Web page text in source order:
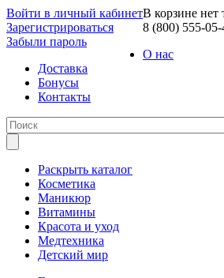
Войти в личный кабинет
Зарегистрироваться
Забыли пароль
В корзине нет
8 (800) 555-05-
О нас
Доставка
Бонусы
Контакты
Раскрыть каталог
Косметика
Маникюр
Витамины
Красота и уход
Медтехника
Детский мир